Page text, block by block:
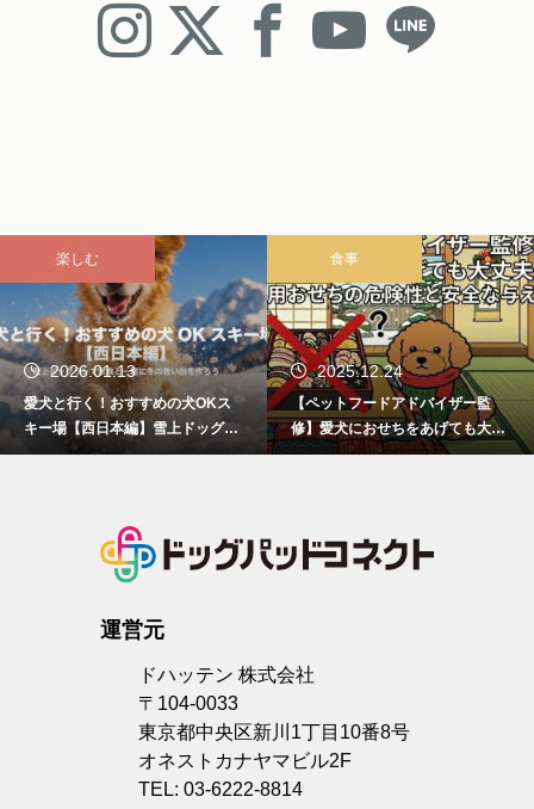
食事
2025.12.24
【ペットフードアドバイザー監
修】愛犬におせちをあげても大丈
夫？人間用おせちの危険性と安全
雑学
2025.12.23
愛犬が喜ぶクリスマスプレゼント
8選 ケーキやおもちゃ、犬服どれ
にする？
運営元
ドハッテン 株式会社
〒104-0033
東京都中央区新川1丁目10番8号
オネストカナヤマビル2F
TEL: 03-6222-8814